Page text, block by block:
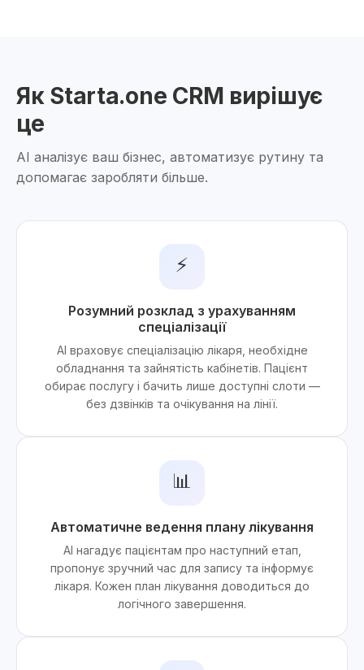
Як Starta.one CRM вирішує
це
AI аналізує ваш бізнес, автоматизує рутину та
допомагає заробляти більше.
⚡
Розумний розклад з урахуванням
спеціалізації
AI враховує спеціалізацію лікаря, необхідне
обладнання та зайнятість кабінетів. Пацієнт
обирає послугу і бачить лише доступні слоти —
без дзвінків та очікування на лінії.
📊
Автоматичне ведення плану лікування
AI нагадує пацієнтам про наступний етап,
пропонує зручний час для запису та інформує
лікаря. Кожен план лікування доводиться до
логічного завершення.